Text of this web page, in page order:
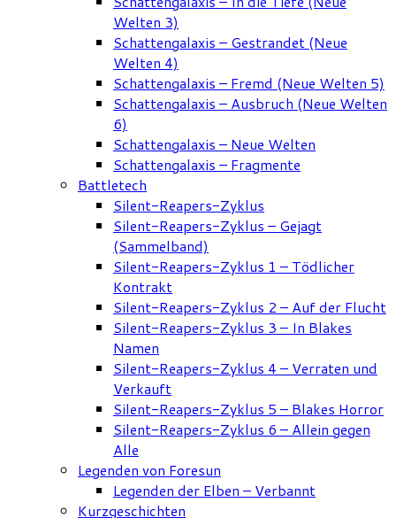
Welten 3)
Schattengalaxis – Gestrandet (Neue
Welten 4)
Schattengalaxis – Fremd (Neue Welten 5)
Schattengalaxis – Ausbruch (Neue Welten
6)
Schattengalaxis – Neue Welten
Schattengalaxis – Fragmente
Battletech
Silent-Reapers-Zyklus
Silent-Reapers-Zyklus – Gejagt
(Sammelband)
Silent-Reapers-Zyklus 1 – Tödlicher
Kontrakt
Silent-Reapers-Zyklus 2 – Auf der Flucht
Silent-Reapers-Zyklus 3 – In Blakes
Namen
Silent-Reapers-Zyklus 4 – Verraten und
Verkauft
Silent-Reapers-Zyklus 5 – Blakes Horror
Silent-Reapers-Zyklus 6 – Allein gegen
Alle
Legenden von Foresun
Legenden der Elben – Verbannt
Kurzgeschichten